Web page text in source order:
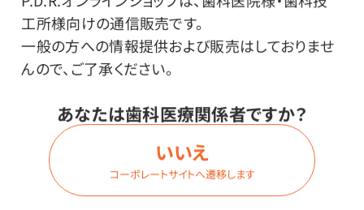
工所様向けの通信販売です。
一般の方への情報提供および販売はしておりませ
んので、ご了承ください。
あなたは歯科医療関係者ですか？
いいえ
コーポレートサイトへ遷移します
ログイン
在庫：×
1ケース（50枚入×20箱）
サイズ：
Mサイズ